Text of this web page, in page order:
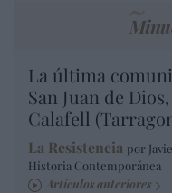
La última
San Juan de
Calafell
La Resistencia por
Historia Contemporánea
Artículos anteriores